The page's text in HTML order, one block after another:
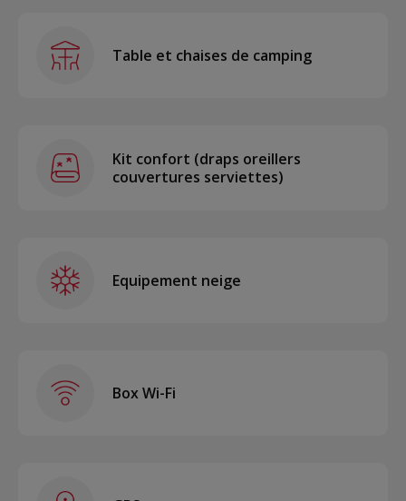
Table et chaises de camping
Kit confort (draps oreillers
couvertures serviettes)
Equipement neige
Box Wi-Fi